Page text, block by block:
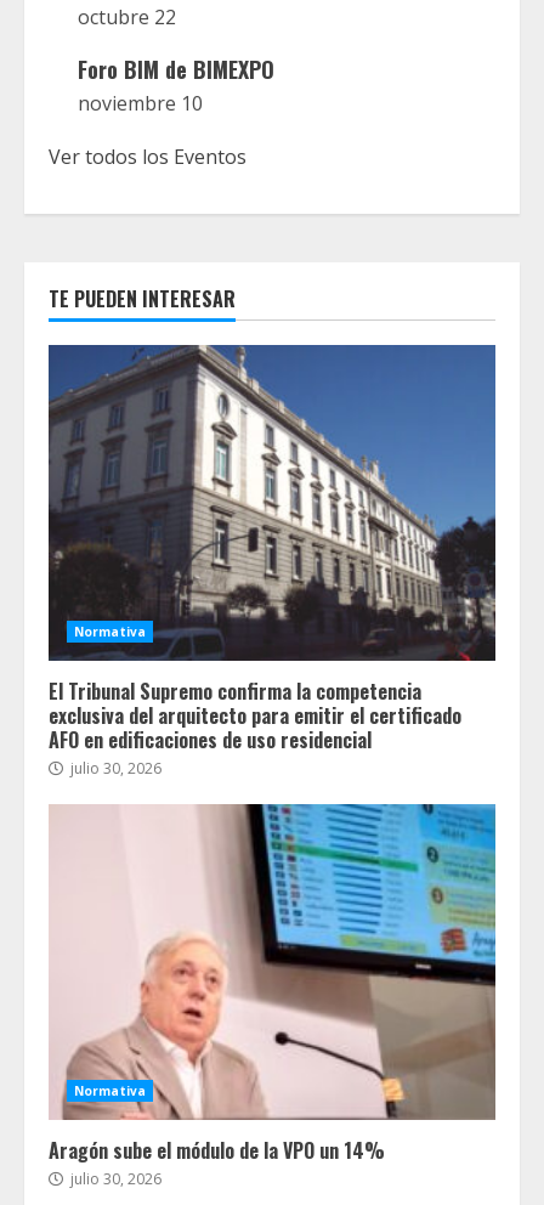
octubre 22
Foro BIM de BIMEXPO
noviembre 10
Ver todos los Eventos
TE PUEDEN INTERESAR
Normativa
El Tribunal Supremo confirma la competencia
exclusiva del arquitecto para emitir el certificado
AFO en edificaciones de uso residencial
julio 30, 2026
Normativa
Aragón sube el módulo de la VPO un 14%
julio 30, 2026